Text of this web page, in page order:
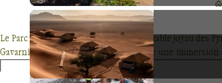
Le Parc national du Mont Perdu, un véritable joyau des
Gavarnie à Ordesa, chaque sentier offre une
Votre voyage sera ponctué de découvertes, depuis les
mont Perdu lui-même. Explorez les étapes clés de la